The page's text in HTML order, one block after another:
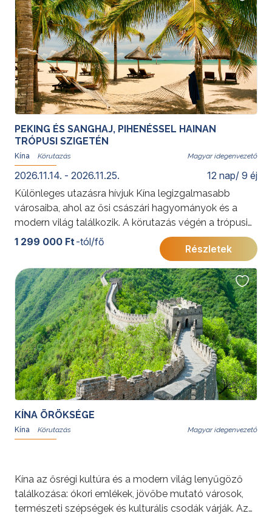
program során!
További érdekességekért Kínáról kattintson ide.
PEKING ÉS SANGHAJ, PIHENÉSSEL HAINAN
TRÓPUSI SZIGETÉN
Kína Magyar idegenvezető
2026.11.14. - 2026.11.25. 12 nap/ 9 éj
Különleges utazásra hívjuk Kína legizgalmasabb
városaiba, ahol az ősi császári hagyományok és a
modern világ találkozik. A körutazás végén a trópusi
Hainan-sziget várja utasainkat: Kína „keleti Hawaiija”,
amely hófehér homokos partjaival, türkizkék öbleivel
és buja növényzetével a teljes kikapcsolódás
tökéletes helyszíne. A festői Yalong-öbölben eltöltött
napok méltó lezárását adják az élményekben gazdag
körutazásnak.
További érdekességekért Kínáról kattintson ide.
1 299 000 Ft -tól/fő
Részletek
KÍNA ÖRÖKSÉGE
Kína Magyar idegenvezető
Kína az ősrégi kultúra és a modern világ lenyűgöző
találkozása: ókori emlékek, jövőbe mutató városok,
természeti szépségek és kulturális csodák várják. Az